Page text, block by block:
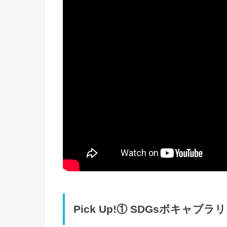
Pick Up!① SDGsボキャブラ